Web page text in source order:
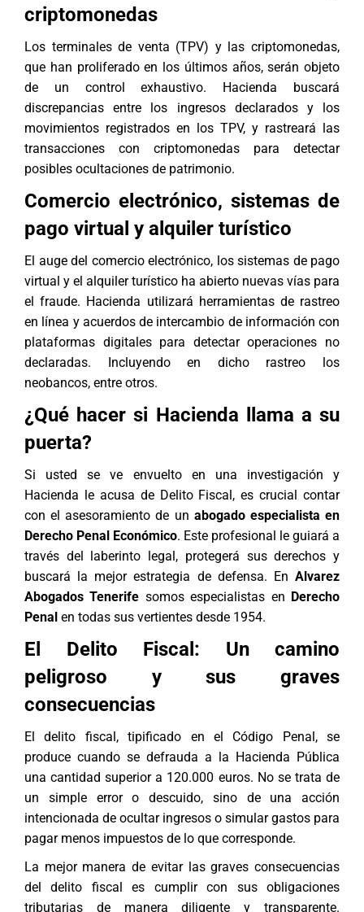
criptomonedas
Los terminales de venta (TPV) y las criptomonedas,
que han proliferado en los últimos años, serán objeto
de un control exhaustivo. Hacienda buscará
discrepancias entre los ingresos declarados y los
movimientos registrados en los TPV, y rastreará las
transacciones con criptomonedas para detectar
posibles ocultaciones de patrimonio.
Comercio electrónico, sistemas de
pago virtual y alquiler turístico
El auge del comercio electrónico, los sistemas de pago
virtual y el alquiler turístico ha abierto nuevas vías para
el fraude. Hacienda utilizará herramientas de rastreo
en línea y acuerdos de intercambio de información con
plataformas digitales para detectar operaciones no
declaradas. Incluyendo en dicho rastreo los
neobancos, entre otros.
¿Qué hacer si Hacienda llama a su
puerta?
Si usted se ve envuelto en una investigación y
Hacienda le acusa de Delito Fiscal, es crucial contar
con el asesoramiento de un abogado especialista en
Derecho Penal Económico. Este profesional le guiará a
través del laberinto legal, protegerá sus derechos y
buscará la mejor estrategia de defensa. En Alvarez
Abogados Tenerife somos especialistas en Derecho
Penal en todas sus vertientes desde 1954.
El Delito Fiscal: Un camino
peligroso y sus graves
consecuencias
El delito fiscal, tipificado en el Código Penal, se
produce cuando se defrauda a la Hacienda Pública
una cantidad superior a 120.000 euros. No se trata de
un simple error o descuido, sino de una acción
intencionada de ocultar ingresos o simular gastos para
pagar menos impuestos de lo que corresponde.
La mejor manera de evitar las graves consecuencias
del delito fiscal es cumplir con sus obligaciones
tributarias de manera diligente y transparente.